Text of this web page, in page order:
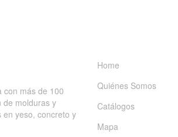
con más de 100
de molduras y
yeso, concreto y
Home
Quiénes Somos
Catálogos
Mapa